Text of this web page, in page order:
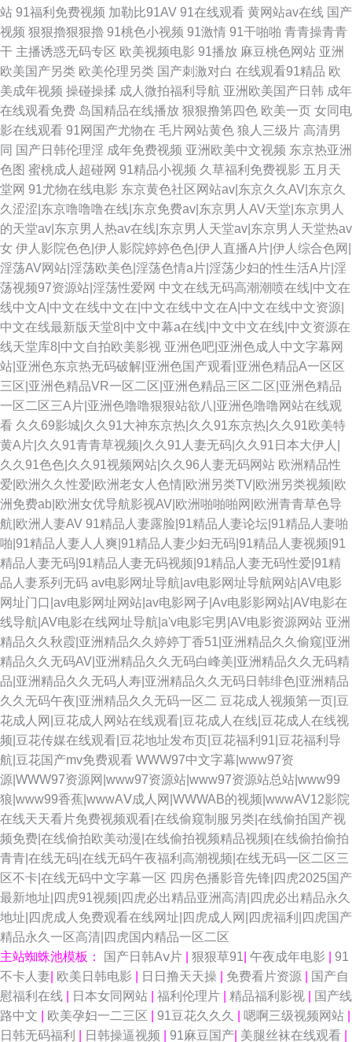
站 91福利免费视频 加勒比91AV 91在线观看 黄网站av在线 国产
视频 狠狠擼狠狠擼 91桃色小视频 91激情 91干啪啪 青青操青青
干 主播诱惑无码专区 欧美视频电影 91播放 麻豆桃色网站 亚洲
欧美国产另类 欧美伦理另类 国产刺激对白 在线观看91精品 欧
美成年视频 操碰操揉 成人微拍福利导航 亚洲欧美国产日韩 成年
在线观看免费 岛国精品在线播放 狠狠撸第四色 欧美一页 女同电
影在线观看 91网国产尤物在 毛片网站黄色 狼人三级片 高清男
同 国产日韩伦理淫 成年免费视频 亚洲欧美中文视频 东京热亚洲
色图 蜜桃成人超碰网 91精品小视频 久草福利免费视影 五月天
堂网 91尤物在线电影 东京黄色社区网站av|东京久久AV|东京久
久涩涩|东京噜噜噜在线|东京免费av|东京男人AV天堂|东京男人
的天堂av|东京男人热av在线|东京男人天堂av|东京男人天堂热av
女 伊人影院色色|伊人影院婷婷色色|伊人直播A片|伊人综合色网|
淫荡AV网站|淫荡欧美色|淫荡色情a片|淫荡少妇的性生活A片|淫
荡视频97资源站|淫荡性爱网 中文在线无码高潮潮喷在线|中文在
线中文A|中文在线中文在|中文在线中文在A|中文在线中文资源|
中文在线最新版天堂8|中文中幕a在线|中文中文在线|中文资源在
线天堂库8|中文自拍欧美影视 亚洲色吧|亚洲色成人中文字幕网
站|亚洲色东京热无码破解|亚洲色国产观看|亚洲色精品A一区区
三区|亚洲色精品VR一区二区|亚洲色精品三区二区|亚洲色精品
一区二区三A片|亚洲色噜噜狠狠站欲八|亚洲色噜噜网站在线观
看 久久69影城|久久91大神东京热|久久91东京热|久久91欧美特
黄A片|久久91青青草视频|久久91人妻无码|久久91日本大伊人|
久久91色色|久久91视频网站|久久96人妻无码网站 欧洲精品性
爱|欧洲久久性爱|欧洲老女人色情|欧洲另类TV|欧洲另类视频|欧
洲免费ab|欧洲女优导航影视AV|欧洲啪啪啪网|欧洲青青草色导
航|欧洲人妻AV 91精品人妻露脸|91精品人妻论坛|91精品人妻啪
啪|91精品人妻人人爽|91精品人妻少妇无码|91精品人妻视频|91
精品人妻无码|91精品人妻无码视频|91精品人妻无码性爱|91精
品人妻系列无码 av电影网址导航|av电影网址导航网站|AV电影
网址门口|av电影网址网站|av电影网子|Av电影影网站|AV电影在
线导航|AV电影在线网址导航|a'v电影宅男|AV电影资源网站 亚洲
精品久久秋霞|亚洲精品久久婷婷丁香51|亚洲精品久久偷窥|亚洲
精品久久无码AV|亚洲精品久久无码白峰美|亚洲精品久久无码精
品|亚洲精品久久无码人寿|亚洲精品久久无码日韩绯色|亚洲精品
久久无码午夜|亚洲精品久久无码一区二 豆花成人视频第一页|豆
花成人网|豆花成人网站在线观看|豆花成人在线|豆花成人在线视
频|豆花传媒在线观看|豆花地址发布页|豆花福利91|豆花福利导
航|豆花国产mv免费观看 WWW97中文字幕|www97资
源|WWW97资源网|www97资源站|www97资源站总站|www99
狼|www99香蕉|wwwAⅤ成人网|WWWAB的视频|wwwAV12影院
在线天天看片免费视频观看|在线偷窥制服另类|在线偷拍国产视
频免费|在线偷拍欧美动漫|在线偷拍视频精品视频|在线偷拍偷拍
青青|在线无码|在线无码午夜福利高潮视频|在线无码一区二区三
区不卡|在线无码中文字幕一区 四房色播影音先锋|四虎2025国产
最新地址|四虎91视频|四虎必出精品亚洲高清|四虎必出精品永久
地址|四虎成人免费观看在线网址|四虎成人网|四虎福利|四虎国产
精品永久一区高清|四虎国内精品一区二区
主站蜘蛛池模板：
国产日韩Aⅴ片 狠狠草91 午夜成年电影
91
不卡人妻 欧美日韩电影 日日撸天天操 免费看片资源
国产自
慰福利在线
日本女同网站 福利伦理片 精品福利影视
国产线
路中文
欧美孕妇一二三区 91豆花久久久 嗯啊三级视频网站
日韩无码福利
日韩操逼视频 91麻豆国产 美腿丝袜在线观看